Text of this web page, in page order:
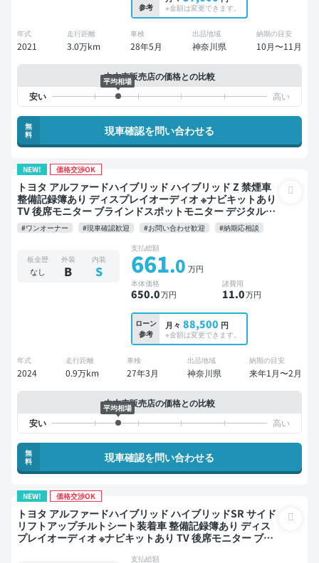
参考
※金額は変更できます。
年式
2021
走行距離
3.0万km
車検
28年5月
出品地域
神奈川県
納期の目安
10月〜11月
中古車販売店の価格との比較
平均相場
無
料
現車確認を問い合わせる
NEW! 価格交渉OK
トヨタ アルファードハイブリッド ハイブリッド Z 禁煙車
整備記録簿あり ディスプレイオーディオ ※ナビキットあり
TV 後席モニター ブラインドスポットモニター デジタルイ
ンナーミラー オートクルーズ 3列シート スマートキー
ETC 電動バックドア バックモニター 全方位カメラ ドライ
ブレコーダー 衝突軽減 両側電動スライドドア 7人乗り
#ワンオーナー #現車確認歓迎 #お問い合わせ歓迎 #納期応相談
板金歴
なし
外装
B
内装
S
支払総額
661.0 万円
本体価格
650.0万円
諸費用
11.0万円
ローン
参考
月々 88,500 円
※金額は変更できます。
年式
2024
走行距離
0.9万km
車検
27年3月
出品地域
神奈川県
納期の目安
来年1月〜2月
中古車販売店の価格との比較
平均相場
無
料
現車確認を問い合わせる
NEW! 価格交渉OK
トヨタ アルファードハイブリッド ハイブリッドSR サイド
リフトアップチルトシート装着車 整備記録簿あり ディス
プレイオーディオ ※ナビキットあり TV 後席モニター ブラ
支払総額